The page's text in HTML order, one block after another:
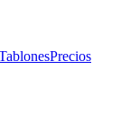
Precios